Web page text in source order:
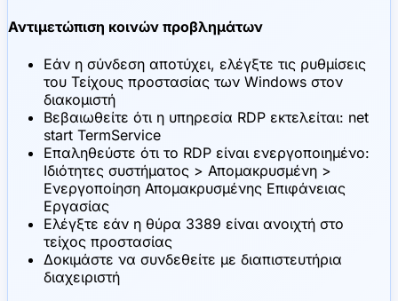
Αντιμετώπιση κοινών προβλημάτων
Εάν η σύνδεση αποτύχει, ελέγξτε τις ρυθμίσεις
του Τείχους προστασίας των Windows στον
διακομιστή
Βεβαιωθείτε ότι η υπηρεσία RDP εκτελείται: net
start TermService
Επαληθεύστε ότι το RDP είναι ενεργοποιημένο:
Ιδιότητες συστήματος > Απομακρυσμένη >
Ενεργοποίηση Απομακρυσμένης Επιφάνειας
Εργασίας
Ελέγξτε εάν η θύρα 3389 είναι ανοιχτή στο
τείχος προστασίας
Δοκιμάστε να συνδεθείτε με διαπιστευτήρια
διαχειριστή